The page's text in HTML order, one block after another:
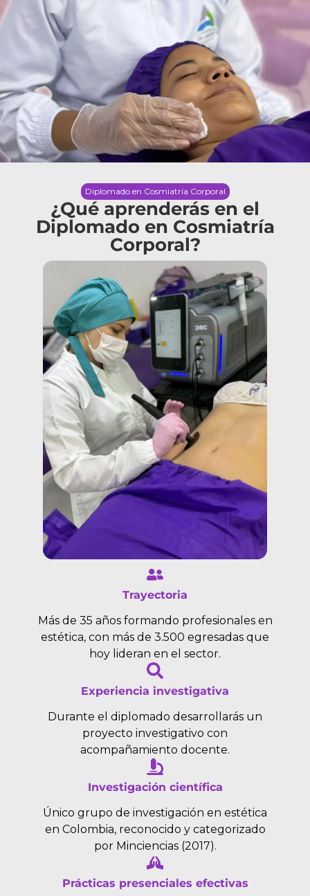
Diplomado en Cosmiatría Corporal
¿Qué aprenderás en el
Diplomado en Cosmiatría
Corporal?
Trayectoria
Más de 35 años formando profesionales en
estética, con más de 3.500 egresadas que
hoy lideran en el sector.
Experiencia investigativa
Durante el diplomado desarrollarás un
proyecto investigativo con
acompañamiento docente.
Investigación científica
Único grupo de investigación en estética
en Colombia, reconocido y categorizado
por Minciencias (2017).
Prácticas presenciales efectivas